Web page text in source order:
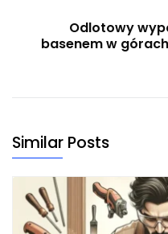
Odlotowy
basenem w
Similar Posts